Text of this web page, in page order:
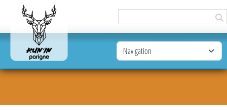
Panneau de gestion des cookies